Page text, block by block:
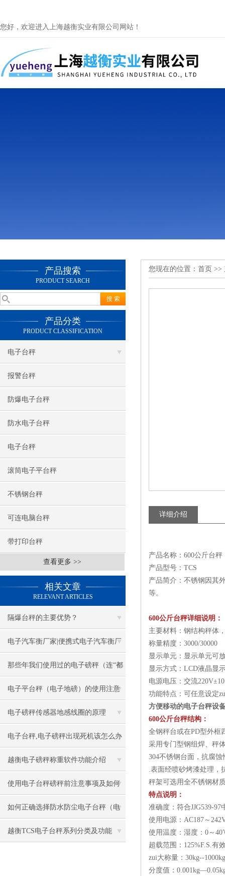
您好，欢迎进入上海越衡实业有限公司网站！
产品搜索
PRODUCT SEARCH
产品分类
PRODUCT CLASSIFICATION
电子台秤
报警台秤
防爆电子台秤
防水电子台秤
电子台秤
滚筒电子平台秤
不锈钢台秤
可连电脑台秤
带打印台秤
查看更多 >>
相关文章
RELEVANT ARTICLES
隔爆台秤的主要优势？
电子汽车衡厂家|便携式电子汽车衡厂
家
那些年我们使用过的电子磅秤（连“都
叫兽”都不知道）
电子平台秤（电子地磅）的使用注意
事项
电子磅秤传感器地感线圈的原理
电子台秤,电子磅秤出现死机该怎么办
越衡电子磅秤称重软件功能介绍
使用电子台秤磅秤前注意事项及如何
保养
如何正确选择防水防尘电子台秤（电
子磅秤）
越衡TCS电子台秤系列分类及功能
您现在的位置： 首页 >>
详细介绍
产品名称：600公斤台秤
产品型号：TCS
产品简介：不锈钢因其
等。
600公斤台秤详细说明：
主要材料：钢结构秤体
称量精度：3000/30000
显示单元：显示单元可
显示方式：LCD液晶显
电源电压：交流
功能特点：可任意设定
方便移动的电子台秤设
600公斤台秤结构：
全钢秤台或在PD型外框
采用专门型钢组焊、秤
304不锈钢台面，抗腐蚀
.表面经喷砂烤漆处理，
秤架可选用全不锈钢材
特点说明：
准确度：符合JJG539-97
使用电源：AC187～
使用温度：湿度：0～
超载范围：125%F.S.有
zui大称量：30kg--
分度值：